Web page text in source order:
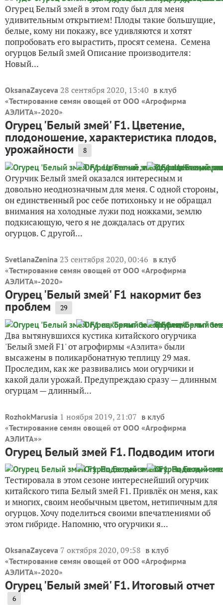
Огурец Белый змей в этом году был для меня
удивительным открытием! Плоды такие большущие,
белые, кому ни покажу, все удивляются и хотят
попробовать его вырастить, просят семена. Семена
огурцов Белый змей Описание производителя:
Новый...
OksanaZayceva 28 сентября 2020, 13:40 в клуб
«Тестирование семян овощей от ООО «Агрофирма
АЭЛИТА»-2020»
Огурец 'Белый змей' F1. Цветение,
плодоношение, характеристика плодов,
урожайности 8
Огурчик Белый змей оказался интересным и
довольно неоднозначным для меня. С одной стороны,
он единственный рос себе потихоньку и не обращал
внимания на холодные лужи под ножками, землю
подкисающую, чего я не дождалась от других
огурцов. С другой...
SvetlanaZenina 23 сентября 2020, 00:46 в клуб
«Тестирование семян овощей от ООО «Агрофирма
АЭЛИТА»-2020»
Огурец 'Белый змей' F1 накормит без
проблем 29
Два вытянувшихся кустика китайского огурчика
'Белый змей F1' от агрофирмы «Аэлита» были
высажены в поликарбонатную теплицу 29 мая.
Проследим, как же развивались мои огурчики и
какой дали урожай. Предупреждаю сразу — длинным
огурцам — длинный...
RozhokMarusia 1 ноября 2019, 21:07 в клуб
«Тестирование семян овощей от ООО «Агрофирма
АЭЛИТА»»
Огурец Белый змей F1. Подводим итоги
Тестировала в этом сезоне интереснейший огурчик
китайского типа Белый змей F1. Привлёк он меня, как
и многих, своим необычным цветом, нетипичным для
огурцов. Хочу поделиться своими впечатлениями об
этом гибриде. Напомню, что огурчики я...
OksanaZayceva 7 октября 2020, 09:58 в клуб
«Тестирование семян овощей от ООО «Агрофирма
АЭЛИТА»-2020»
Огурец 'Белый змей' F1. Итоговый отчет
6